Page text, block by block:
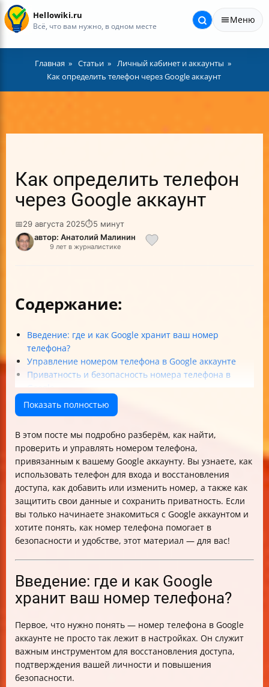
Hellowiki.ru
Всё, что вам нужно, в одном месте
Меню
Главная Статьи
Личный кабинет и аккаунты
Как определить телефон через Google аккаунт
Как определить телефон
через Google аккаунт
📅29 августа 2025⏱5 минут
автор: Анатолий Малинин
9 лет в журналистике
Содержание:
Введение: где и как Google хранит ваш номер
телефона?
Управление номером телефона в Google аккаунте
Приватность и безопасность номера телефона в
Google
Что делать, если не удаётся найти аккаунт по номеру
телефона?
аккаунта для поиска телефона
Таблица: Краткий обзор действий с номером
телефона в Google аккаунте
Итог: как найти и использовать номер телефона
через Google аккаунт
Показать полностью
В этом посте мы подробно разберём, как найти,
проверить и управлять номером телефона,
привязанным к вашему Google аккаунту. Вы узнаете, как
использовать телефон для входа и восстановления
доступа, как добавить или изменить номер, а также как
защитить свои данные и сохранить приватность. Если
вы только начинаете знакомиться с Google аккаунтом и
хотите понять, как номер телефона помогает в
безопасности и удобстве, этот материал — для вас!
Введение: где и как Google
хранит ваш номер телефона?
Первое, что нужно понять — номер телефона в Google
аккаунте не просто так лежит в настройках. Он служит
важным инструментом для восстановления доступа,
подтверждения вашей личности и повышения
безопасности.